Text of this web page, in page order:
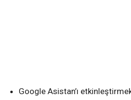
Google Asistan’ı